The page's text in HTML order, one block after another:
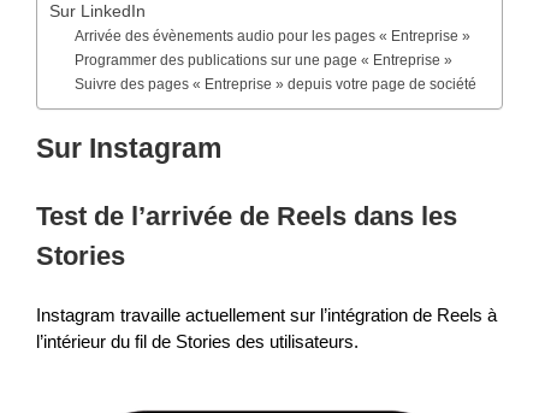
Sur LinkedIn
Arrivée des évènements audio pour les pages « Entreprise »
Programmer des publications sur une page « Entreprise »
Suivre des pages « Entreprise » depuis votre page de société
Sur Instagram
Test de l’arrivée de Reels dans les
Stories
Instagram travaille actuellement sur l’intégration de Reels à
l’intérieur du fil de Stories des utilisateurs.